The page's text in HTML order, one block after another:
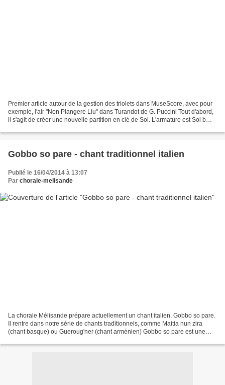
Premier article autour de la gestion des triolets dans MuseScore, avec pour
exemple, l'air "Non Piangere Liu" dans Turandot de G. Puccini Tout d'abord,
il s'agit de créer une nouvelle partition en clé de Sol. L'armature est Sol b
Gobbo so pare - chant traditionnel italien
Publié le 16/04/2014 à 13:07
Par chorale-melisande
La chorale Mélisande prépare actuellement un chant italien, Gobbo so pare.
Il rentre dans notre série de chants traditionnels, comme Maitia nun zira
(chant basque) ou Gueroug'ner (chant arménien) Gobbo so pare est une